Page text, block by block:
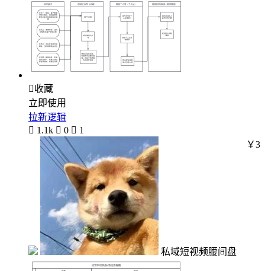
收藏
立即使用
拉新逻辑
 1.1k  0  1
私域短视频腰间盘
￥3